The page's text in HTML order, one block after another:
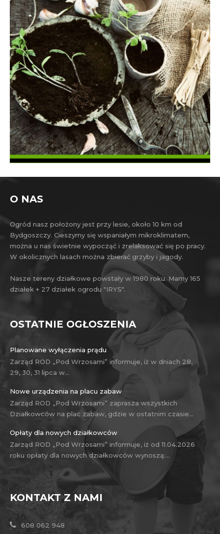
O NAS
Ogród nasz położony jest przy lesie, około 10 km od
Bydgoszczy. Cieszymy się wspaniałym mikroklimatem,
można u nas świetnie wypocząć i zrelaksować się po pracy.
W okolicznych lasach można zbierać grzyby i jagody.
Nasze tereny działkowe powstały w 1980 roku. Mamy 165
działek + 27 działek ogrodu "IRYS".
OSTATNIE OGŁOSZENIA
Planowane wyłączenia prądu
Zarząd ROD „Pod Wrzosami” informuje, iż w dniach 28,
29, 30, 31 lipca w…
Nowe urządzenia na placu zabaw
Zarząd ROD „Pod Wrzosami” zaprasza wszystkich
Działkowców na plac zabaw, gdzie w ostatnim czasie…
Opłaty dla nowych działkowców
Zarząd ROD „Pod Wrzosami” informuje, iż od 11.04.2026
roku opłaty dla nowych działkowców wynoszą:…
KONTAKT Z NAMI
608 062 948